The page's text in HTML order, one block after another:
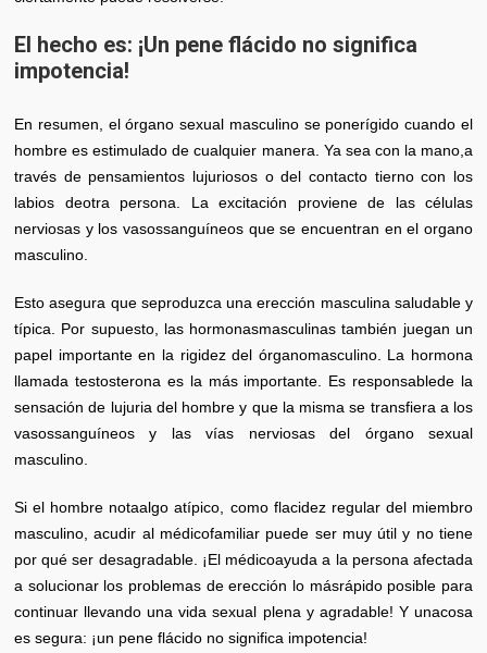
El hecho es: ¡Un pene flácido no significa
impotencia!
En resumen, el órgano sexual masculino se ponerígido cuando el
hombre es estimulado de cualquier manera. Ya sea con la mano,a
través de pensamientos lujuriosos o del contacto tierno con los
labios deotra persona. La excitación proviene de las células
nerviosas y los vasossanguíneos que se encuentran en el organo
masculino.
Esto asegura que seproduzca una erección masculina saludable y
típica. Por supuesto, las hormonasmasculinas también juegan un
papel importante en la rigidez del órganomasculino. La hormona
llamada testosterona es la más importante. Es responsablede la
sensación de lujuria del hombre y que la misma se transfiera a los
vasossanguíneos y las vías nerviosas del órgano sexual
masculino.
Si el hombre notaalgo atípico, como flacidez regular del miembro
masculino, acudir al médicofamiliar puede ser muy útil y no tiene
por qué ser desagradable. ¡El médicoayuda a la persona afectada
a solucionar los problemas de erección lo másrápido posible para
continuar llevando una vida sexual plena y agradable! Y unacosa
es segura: ¡un pene flácido no significa impotencia!